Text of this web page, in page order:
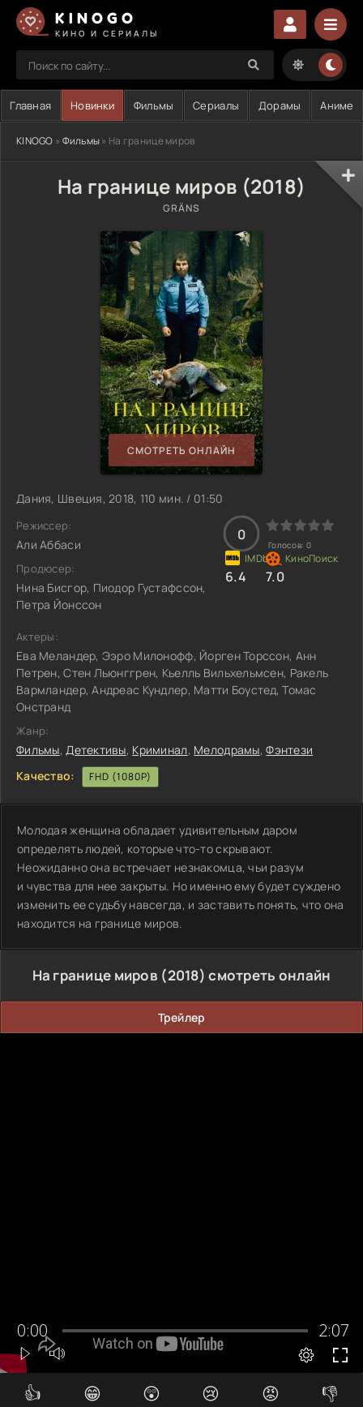
KINOGO
КИНО И СЕРИАЛЫ
Главная Новинки Фильмы Сериалы Дорамы Аниме
KINOGO » Фильмы» На границе миров
На границе миров (2018)
GRÄNS
СМОТРЕТЬ ОНЛАЙН
Дания, Швеция, 2018, 110 мин. / 01:50
Режиссер:
Али Аббаси
Продюсер:
Нина Бисгор, Пиодор Густафссон,
Петра Йонссон
0
Голосов: 0
6.4 7.0
Актеры:
Ева Меландер, Ээро Милонофф, Йорген Торссон, Анн
Петрен, Стен Льюнггрен, Кьелль Вильхельмсен, Ракель
Вармландер, Андреас Кундлер, Матти Боустед, Томас
Онстранд
Жанр:
Фильмы,Детективы, Криминал, Мелодрамы,Фэнтези
Качество:
FHD (1080P)
Молодая женщина обладает удивительным даром
определять людей, которые что-то скрывают.
Неожиданно она встречает незнакомца, чьи разум
и чувства для нее закрыты. Но именно ему будет суждено
изменить ее судьбу навсегда, и заставить понять, что она
находится на границе миров.
На границе миров (2018) смотреть онлайн
Трейлер
👍 😁 😲 😢 😡 👎